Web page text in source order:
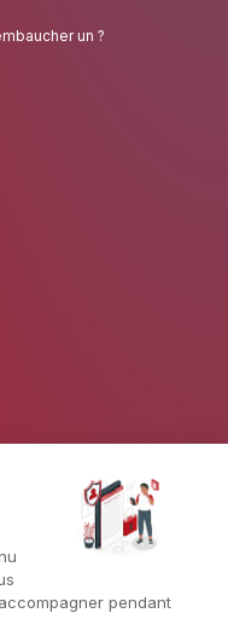
un ?